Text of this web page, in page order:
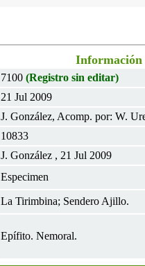
Información
7100 (Registro sin editar)
21 Jul 2009
J. González, Acomp. por: W.
10833
J. González , 21 Jul 2009
Especimen
La Tirimbina; Sendero Ajillo.
Epífito. Nemoral.